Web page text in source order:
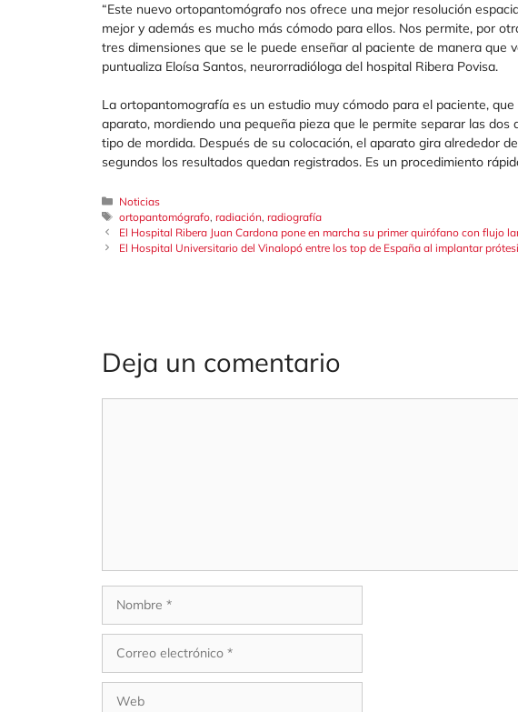
“Este nuevo ortopantomógrafo nos ofrece una mejor resolución
mejor y además es mucho más cómodo para ellos. Nos permite, por
tres dimensiones que se le puede enseñar al paciente de manera que
puntualiza Eloísa Santos, neurorradióloga del hospital Ribera Povisa.
La ortopantomografía es un estudio muy cómodo para el paciente,
aparato, mordiendo una pequeña pieza que le permite separar las dos
tipo de mordida. Después de su colocación, el aparato gira alrededor
segundos los resultados quedan registrados. Es un procedimiento
Categorías
Noticias
Etiquetas
ortopantomógrafo,radiación,radiografía
El Hospital Ribera Juan Cardona pone en marcha su primer quirófano con flujo
El Hospital Universitario del Vinalopó entre los top de España al implantar
Deja un comentario
electrónico